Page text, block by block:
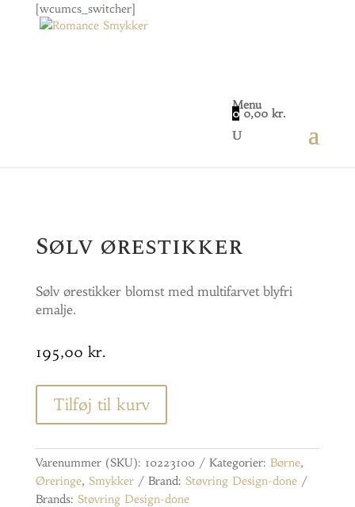
[wcumcs_switcher]
Menu
0 0,00kr.
/ Sølv ørestikker
Sølv ørestikker
Sølv ørestikker blomst med multifarvet blyfri
emalje.
195,00 kr.
Tilføj til kurv
Varenummer (SKU): 10223100 Kategorier: Børne,
Øreringe, Smykker Brand: Støvring Design-done
Brands: Støvring Design-done